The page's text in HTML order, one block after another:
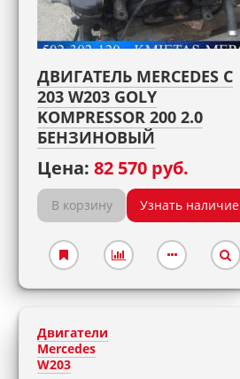
ДВИГАТЕЛЬ MERCEDES C
203 W203 GOLY
KOMPRESSOR 200 2.0
БЕНЗИНОВЫЙ
Цена: 82 570 руб.
В корзину Узнать наличие
Двигатели
Mercedes
W203